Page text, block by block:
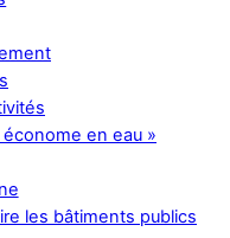
en eau »
les bâtiments publics